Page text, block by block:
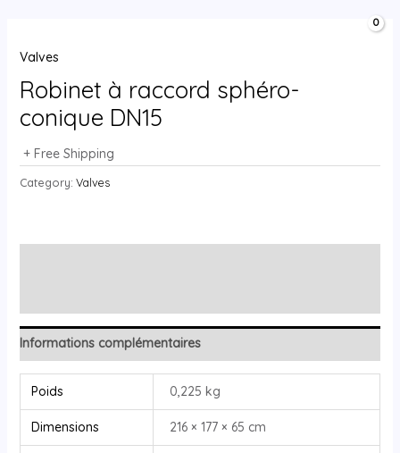
contenuMENU
Valves
Robinet à raccord sphéro-
conique DN15
+ Free Shipping
Category: Valves
Informations complémentaires
Poids 0,225 kg
Dimensions 216 × 177 × 65 cm